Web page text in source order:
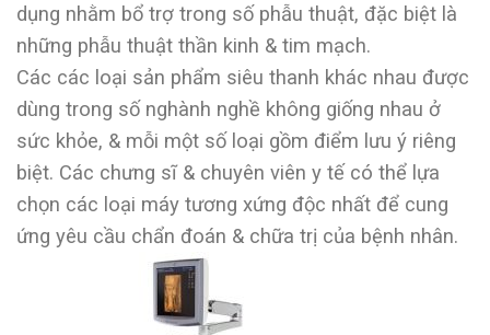
dụng nhằm bổ trợ trong số phẫu thuật, đặc biệt là
những phẫu thuật thần kinh & tim mạch.
Các các loại sản phẩm siêu thanh khác nhau được
dùng trong số nghành nghề không giống nhau ở
sức khỏe, & mỗi một số loại gồm điểm lưu ý riêng
biệt. Các chưng sĩ & chuyên viên y tế có thể lựa
chọn các loại máy tương xứng độc nhất để cung
ứng yêu cầu chẩn đoán & chữa trị của bệnh nhân.